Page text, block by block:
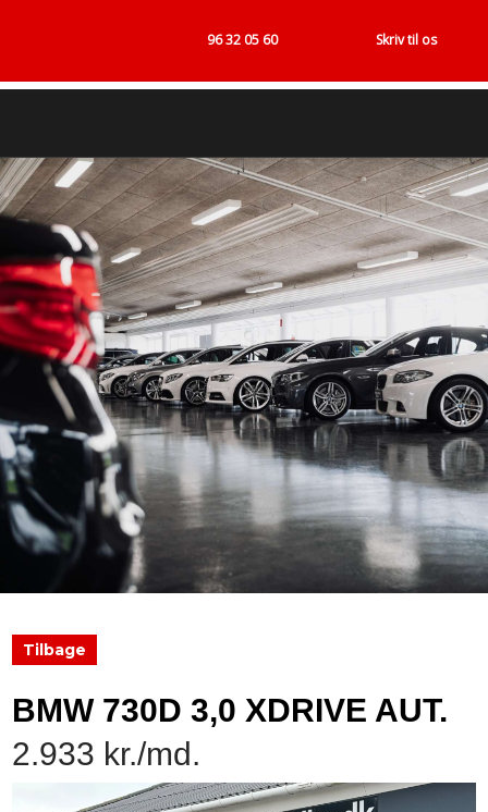
☎ 96 32 05 60​
Tilbage
BMW 730D 3,0 XDRIVE AUT.
2.933 kr./md.
96 32 05 60 Skriv til os